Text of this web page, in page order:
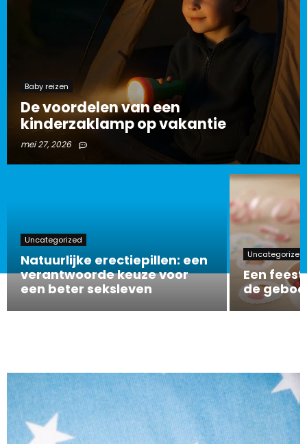
Baby reizen
De voordelen van een
kinderzaklamp op vakantie
mei 27, 2026
Uncategorized
Natuurlijke erectiepillen: een
verantwoorde keuze voor
een beter seksleven
Uncategorized
Een
de